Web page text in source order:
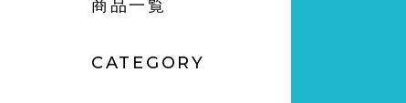
商品一覧
CATEGORY